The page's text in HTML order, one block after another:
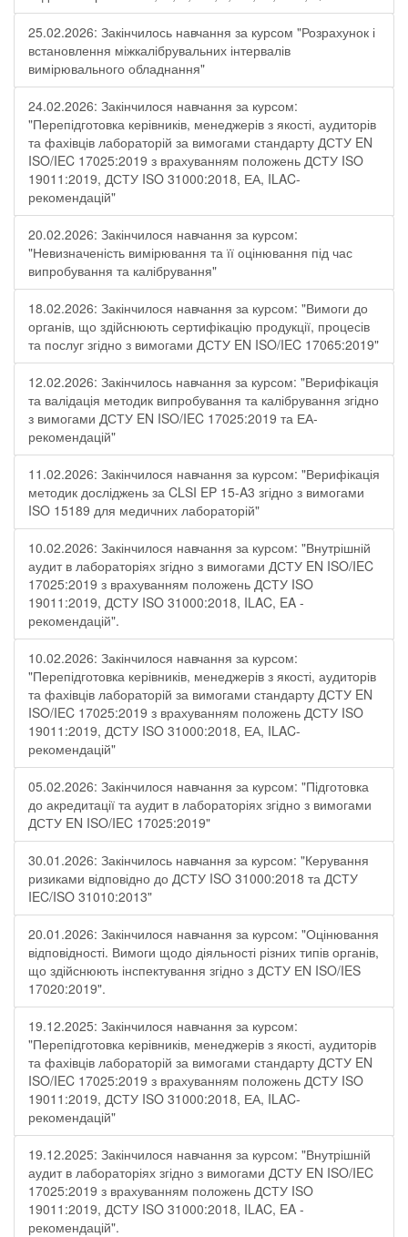
25.02.2026: Закінчилось навчання за курсом "Розрахунок і
встановлення міжкалібрувальних інтервалів
вимірювального обладнання"
24.02.2026: Закінчилося навчання за курсом:
"Перепідготовка керівників, менеджерів з якості, аудиторів
та фахівців лабораторій за вимогами стандарту ДСТУ EN
ISO/IEC 17025:2019 з врахуванням положень ДСТУ ISO
19011:2019, ДСТУ ISO 31000:2018, ЕА, ILAC-
рекомендацій"
20.02.2026: Закінчилося навчання за курсом:
"Невизначеність вимірювання та її оцінювання під час
випробування та калібрування"
18.02.2026: Закінчилося навчання за курсом: "Вимоги до
органів, що здійснюють сертифікацію продукції, процесів
та послуг згідно з вимогами ДСТУ EN ISO/IEC 17065:2019"
12.02.2026: Закінчилось навчання за курсом: "Верифікація
та валідація методик випробування та калібрування згідно
з вимогами ДСТУ EN ISO/IEC 17025:2019 та ЕА-
рекомендацій"
11.02.2026: Закінчилося навчання за курсом: "Верифікація
методик досліджень за CLSI EP 15-A3 згідно з вимогами
ISO 15189 для медичних лабораторій"
10.02.2026: Закінчилося навчання за курсом: "Внутрішній
аудит в лабораторіях згідно з вимогами ДСТУ EN ISO/IEC
17025:2019 з врахуванням положень ДСТУ ISO
19011:2019, ДСТУ ISO 31000:2018, ILAC, EA -
рекомендацій".
10.02.2026: Закінчилося навчання за курсом:
"Перепідготовка керівників, менеджерів з якості, аудиторів
та фахівців лабораторій за вимогами стандарту ДСТУ EN
ISO/IEC 17025:2019 з врахуванням положень ДСТУ ISO
19011:2019, ДСТУ ISO 31000:2018, ЕА, ILAC-
рекомендацій"
05.02.2026: Закінчилося навчання за курсом: "Підготовка
до акредитації та аудит в лабораторіях згідно з вимогами
ДСТУ EN ISO/IEC 17025:2019"
30.01.2026: Закінчилось навчання за курсом: "Керування
ризиками відповідно до ДСТУ ISO 31000:2018 та ДСТУ
IEC/ISO 31010:2013"
20.01.2026: Закінчилося навчання за курсом: "Оцінювання
відповідності. Вимоги щодо діяльності різних типів органів,
що здійснюють інспектування згідно з ДСТУ ЕN ISO/IES
17020:2019".
19.12.2025: Закінчилося навчання за курсом:
"Перепідготовка керівників, менеджерів з якості, аудиторів
та фахівців лабораторій за вимогами стандарту ДСТУ EN
ISO/IEC 17025:2019 з врахуванням положень ДСТУ ISO
19011:2019, ДСТУ ISO 31000:2018, ЕА, ILAC-
рекомендацій"
19.12.2025: Закінчилося навчання за курсом: "Внутрішній
аудит в лабораторіях згідно з вимогами ДСТУ EN ISO/IEC
17025:2019 з врахуванням положень ДСТУ ISO
19011:2019, ДСТУ ISO 31000:2018, ILAC, EA -
рекомендацій".